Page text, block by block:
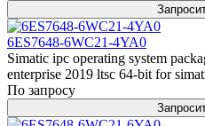
6ES7648-6WC21-4YA0
Simatic ipc operating system
enterprise 2019 ltsc 64-bit for
По запросу